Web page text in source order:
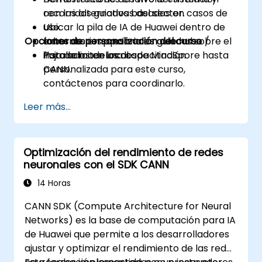
con las alternativas del sector.
Ubicar la pila de IA de Huawei dentro de
entornos empresariales o de nube /
instalados en local.
recorridos guiados basados en casos de
uso.
Laboratorios opcionales guiados sobre el
flujo de modelos desde MindSpore hasta
CANN.
Opciones de personalización del curso
Para solicitar una capacitación
personalizada para este curso,
contáctenos para coordinarlo.
Leer más...
Optimización del rendimiento de redes
neuronales con el SDK CANN
14 Horas
CANN SDK (Compute Architecture for Neural
Networks) es la base de computación para IA
de Huawei que permite a los desarrolladores
ajustar y optimizar el rendimiento de las redes